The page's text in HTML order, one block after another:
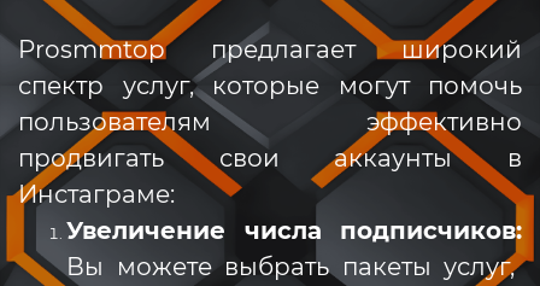
Prosmmtop предлагает широкий
спектр услуг, которые могут помочь
пользователям эффективно
продвигать свои аккаунты в
Инстаграме:
Увеличение числа подписчиков:
Вы можете выбрать пакеты услуг,